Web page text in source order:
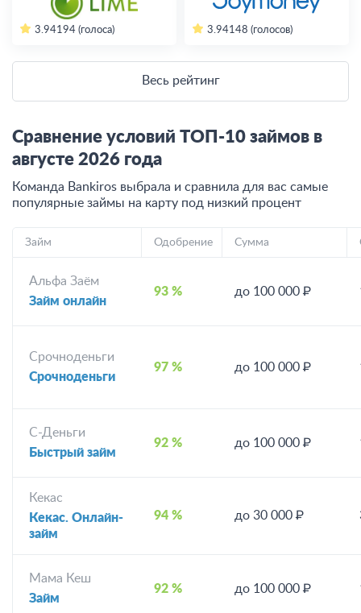
3.94194 (голоса) 3.94148 (голосов)
Весь рейтинг
Сравнение условий ТОП-10 займов в
августе 2026 года
Команда Bankiros выбрала и сравнила для вас самые
популярные займы на карту под низкий процент
Займ Одобрение Сумма
Альфа Заём
Займ онлайн
93 % до 100 000 ₽
Срочноденьги
Срочноденьги
97 % до 100 000 ₽
С-Деньги
Быстрый займ
92 % до 100 000 ₽
Кекас
Кекас. Онлайн-
займ
94 % до 30 000 ₽
Мама Кеш
Займ
92 % до 100 000 ₽